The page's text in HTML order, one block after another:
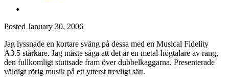
Posted January 30, 2006
Jag lyssnade en kortare sväng på dessa med en Musical Fidelity
A3.5 stärkare. Jag måste säga att det är en metal-högtalare av rang,
den fullkomligt stuttsade fram över dubbelkaggarna. Presenterade
väldigt rörig musik på ett ytterst trevligt sätt.